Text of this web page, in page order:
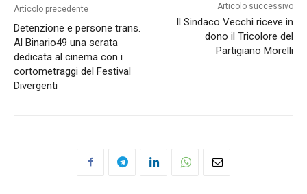
Articolo precedente
Detenzione e persone trans.
Al Binario49 una serata
dedicata al cinema con i
cortometraggi del Festival
Divergenti
Articolo successivo
Il Sindaco Vecchi riceve in
dono il Tricolore del
Partigiano Morelli